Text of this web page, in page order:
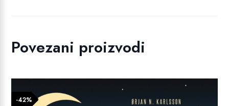
Povezani proizvodi
-42%